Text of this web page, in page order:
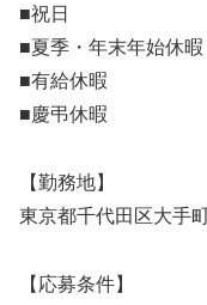
■祝日
■夏季・年末年始休暇
■有給休暇
■慶弔休暇
【勤務地】
東京都千代田区大手
【応募条件】